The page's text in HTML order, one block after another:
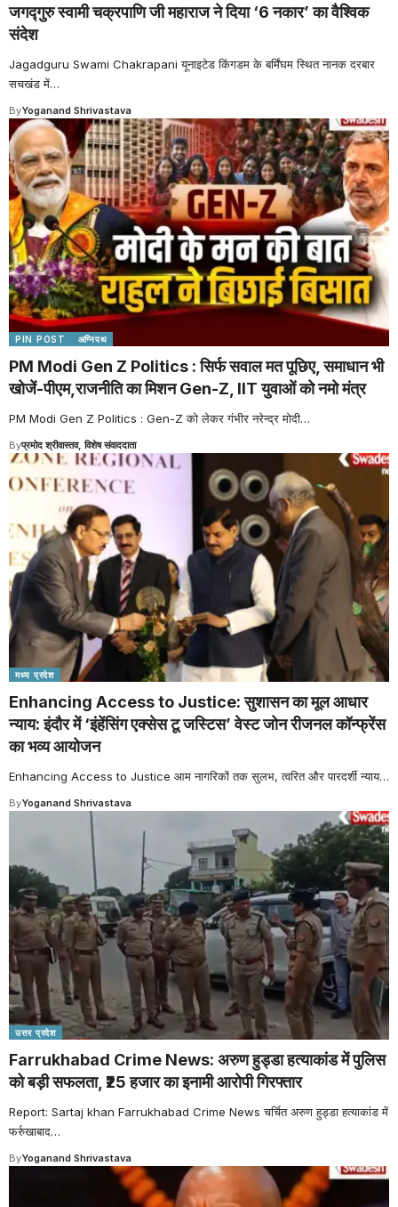
जगद्गुरु स्वामी चक्रपाणि जी महाराज ने दिया ‘6 नकार’ का वैश्विक
संदेश
Jagadguru Swami Chakrapani यूनाइटेड किंगडम के बर्मिंघम स्थित नानक दरबार
सचखंड में…
ByYoganand Shrivastava
PIN POST अग्निपथ
PM Modi Gen Z Politics : सिर्फ सवाल मत पूछिए, समाधान भी
खोजें-पीएम,राजनीति का मिशन Gen-Z, IIT युवाओं को नमो मंत्र
PM Modi Gen Z Politics : Gen-Z को लेकर गंभीर नरेन्द्र मोदी…
Byप्रमोद श्रीवास्तव, विशेष संवाददाता
मध्य प्रदेश
Enhancing Access to Justice: सुशासन का मूल आधार
न्याय: इंदौर में ‘इंहेंसिंग एक्सेस टू जस्टिस’ वेस्ट जोन रीजनल कॉन्फ्रेंस
का भव्य आयोजन
Enhancing Access to Justice आम नागरिकों तक सुलभ, त्वरित और पारदर्शी न्याय…
ByYoganand Shrivastava
उत्तर प्रदेश
Farrukhabad Crime News: अरुण हुड्डा हत्याकांड में पुलिस
को बड़ी सफलता, ₹25 हजार का इनामी आरोपी गिरफ्तार
Report: Sartaj khan Farrukhabad Crime News चर्चित अरुण हुड्डा हत्याकांड में
फर्रुखाबाद…
ByYoganand Shrivastava